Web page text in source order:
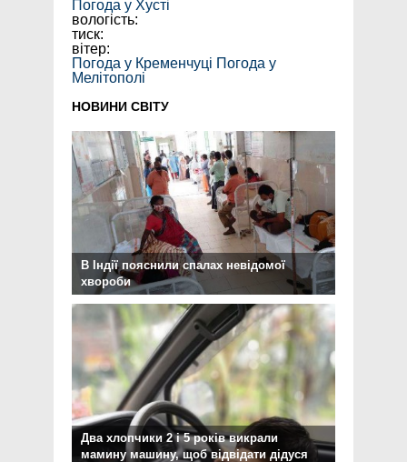
Погода у Хусті
вологість:
тиск:
вітер:
Погода у Кременчуці Погода у
Мелітополі
НОВИНИ СВІТУ
В Індії пояснили спалах невідомої
хвороби
Два хлопчики 2 і 5 років викрали
мамину машину, щоб відвідати дідуся